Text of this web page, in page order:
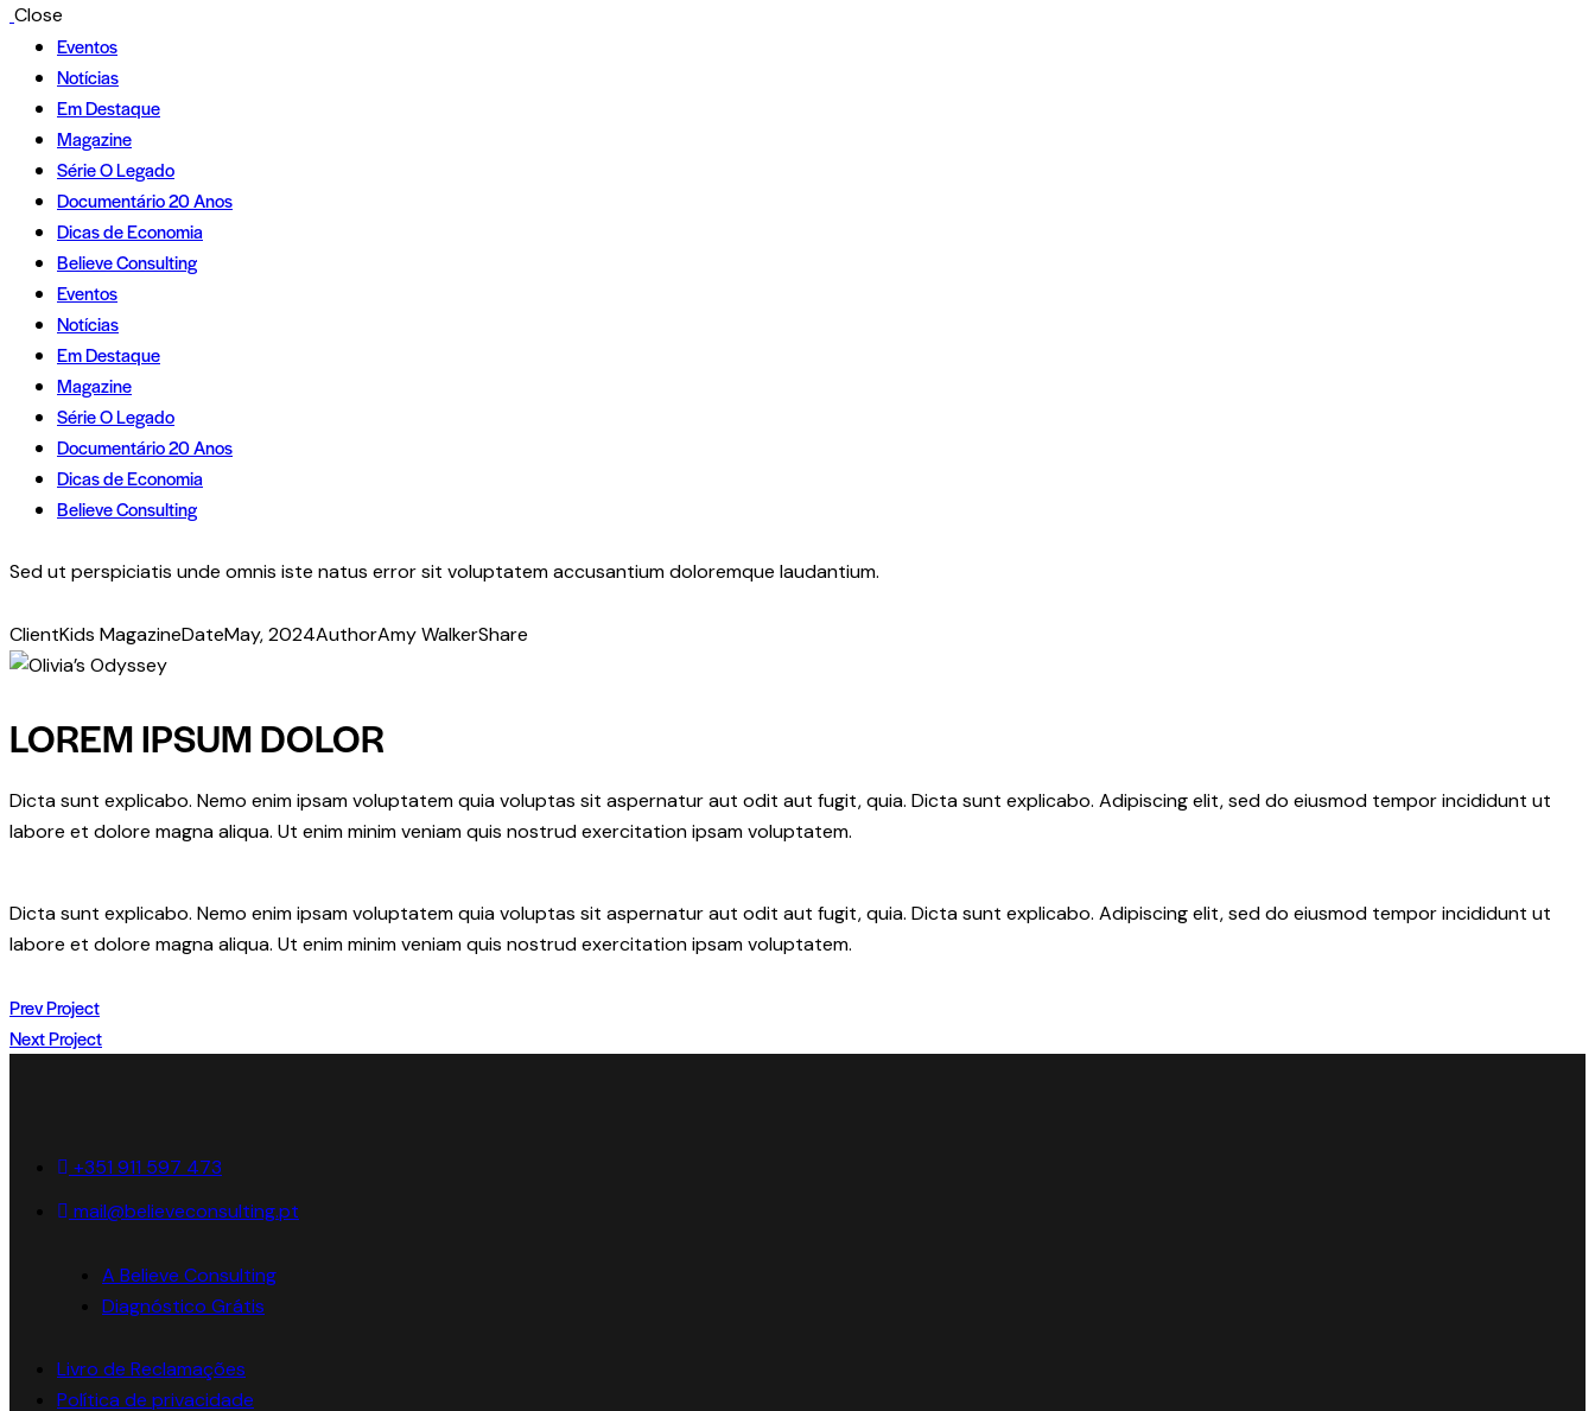
Close
Eventos
Notícias
Em Destaque
Magazine
Série O Legado
Documentário 20 Anos
Dicas de Economia
Believe Consulting
Eventos
Notícias
Em Destaque
Magazine
Série O Legado
Documentário 20 Anos
Dicas de Economia
Believe Consulting
Sed ut perspiciatis unde omnis iste natus error sit voluptatem accusantium doloremque laudantium.
ClientKids MagazineDateMay, 2024AuthorAmy WalkerShare
Twitter
Facebook
Share-
Copy
to
clipboard
LOREM IPSUM DOLOR
Dicta sunt explicabo. Nemo enim ipsam voluptatem quia voluptas sit aspernatur aut odit aut fugit, quia. Dicta sunt explicabo. Adipiscing elit, sed do eiusmod tempor incididunt ut
labore et dolore magna aliqua. Ut enim minim veniam quis nostrud exercitation ipsam voluptatem.
Dicta sunt explicabo. Nemo enim ipsam voluptatem quia voluptas sit aspernatur aut odit aut fugit, quia. Dicta sunt explicabo. Adipiscing elit, sed do eiusmod tempor incididunt ut
labore et dolore magna aliqua. Ut enim minim veniam quis nostrud exercitation ipsam voluptatem.
NAVEGAÇÃO
DE
Prev Project
Next Project
+351 911 597 473
mail@believeconsulting.pt
A Believe Consulting
Diagnóstico Grátis
Livro de Reclamações
Política de privacidade